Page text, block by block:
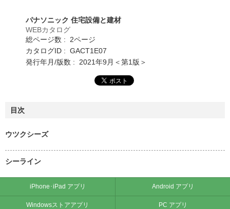
パナソニック 住宅設備と建材
WEBカタログ
総ページ数 : 2ページ
カタログID : GACT1E07
発行年月/版数 : 2021年9月＜第1版＞
目次
ウツクシーズ
シーライン
iPhone･iPad アプリ Android アプリ
Windowsストアアプリ PC アプリ